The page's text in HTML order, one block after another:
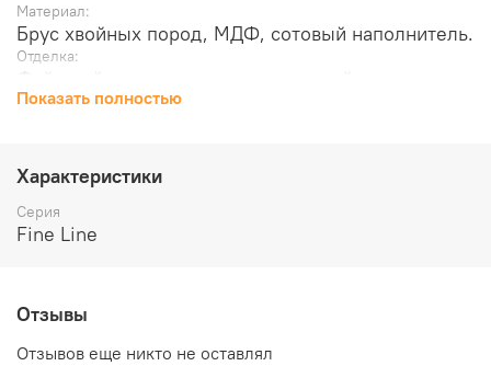
Материал:
Брус хвойных пород, МДФ, сотовый наполнитель.
Отделка:
Файн-лайн шпон, двухкомпонентный
полиуретановый лак.
Толщина, мм:
Масса брутто, кг:
16
Показать полностью
Характеристики
Серия
Fine Line
Отзывы
Отзывов еще никто не оставлял